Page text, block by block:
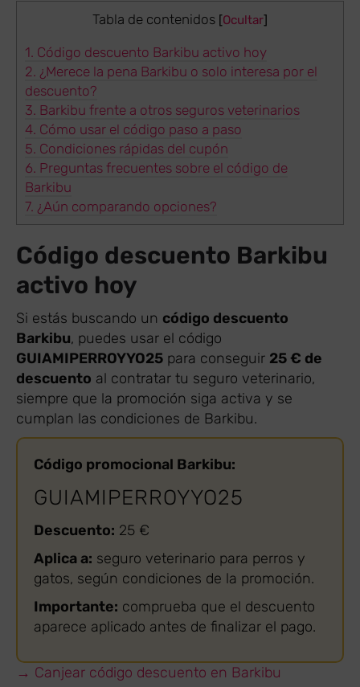
Tabla de contenidos [Ocultar]
1. Código descuento Barkibu activo hoy
2. ¿Merece la pena Barkibu o solo interesa por el
descuento?
3. Barkibu frente a otros seguros veterinarios
4. Cómo usar el código paso a paso
5. Condiciones rápidas del cupón
6. Preguntas frecuentes sobre el código de
Barkibu
7. ¿Aún comparando opciones?
Código descuento Barkibu
activo hoy
Si estás buscando un código descuento
Barkibu, puedes usar el código
GUIAMIPERROYYO25 para conseguir 25 € de
descuento al contratar tu seguro veterinario,
siempre que la promoción siga activa y se
cumplan las condiciones de Barkibu.
Código promocional Barkibu:
GUIAMIPERROYYO25
Descuento: 25 €
Aplica a: seguro veterinario para perros y
gatos, según condiciones de la promoción.
Importante: comprueba que el descuento
aparece aplicado antes de finalizar el pago.
→ Canjear código descuento en Barkibu